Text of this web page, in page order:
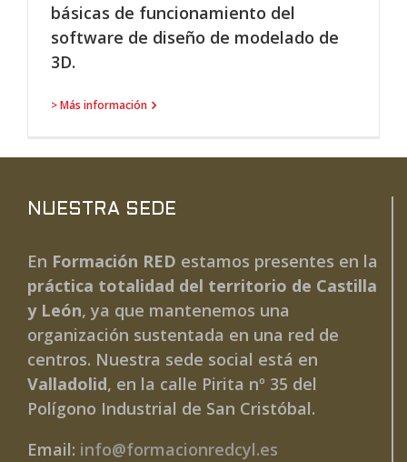
básicas de funcionamiento del
software de diseño de modelado de
3D.
> Más información
NUESTRA SEDE
En Formación RED estamos presentes en la
práctica totalidad del territorio de Castilla
y León, ya que mantenemos una
organización sustentada en una red de
centros. Nuestra sede social está en
Valladolid, en la calle Pirita nº 35 del
Polígono Industrial de San Cristóbal.
Email: info@formacionredcyl.es